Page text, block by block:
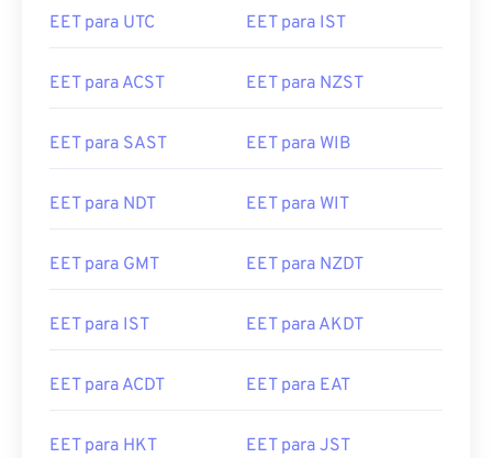
EET para UTC EET para IST
EET para ACST EET para NZST
EET para SAST EET para WIB
EET para NDT EET para WIT
EET para GMT EET para NZDT
EET para IST EET para AKDT
EET para ACDT EET para EAT
EET para HKT EET para JST